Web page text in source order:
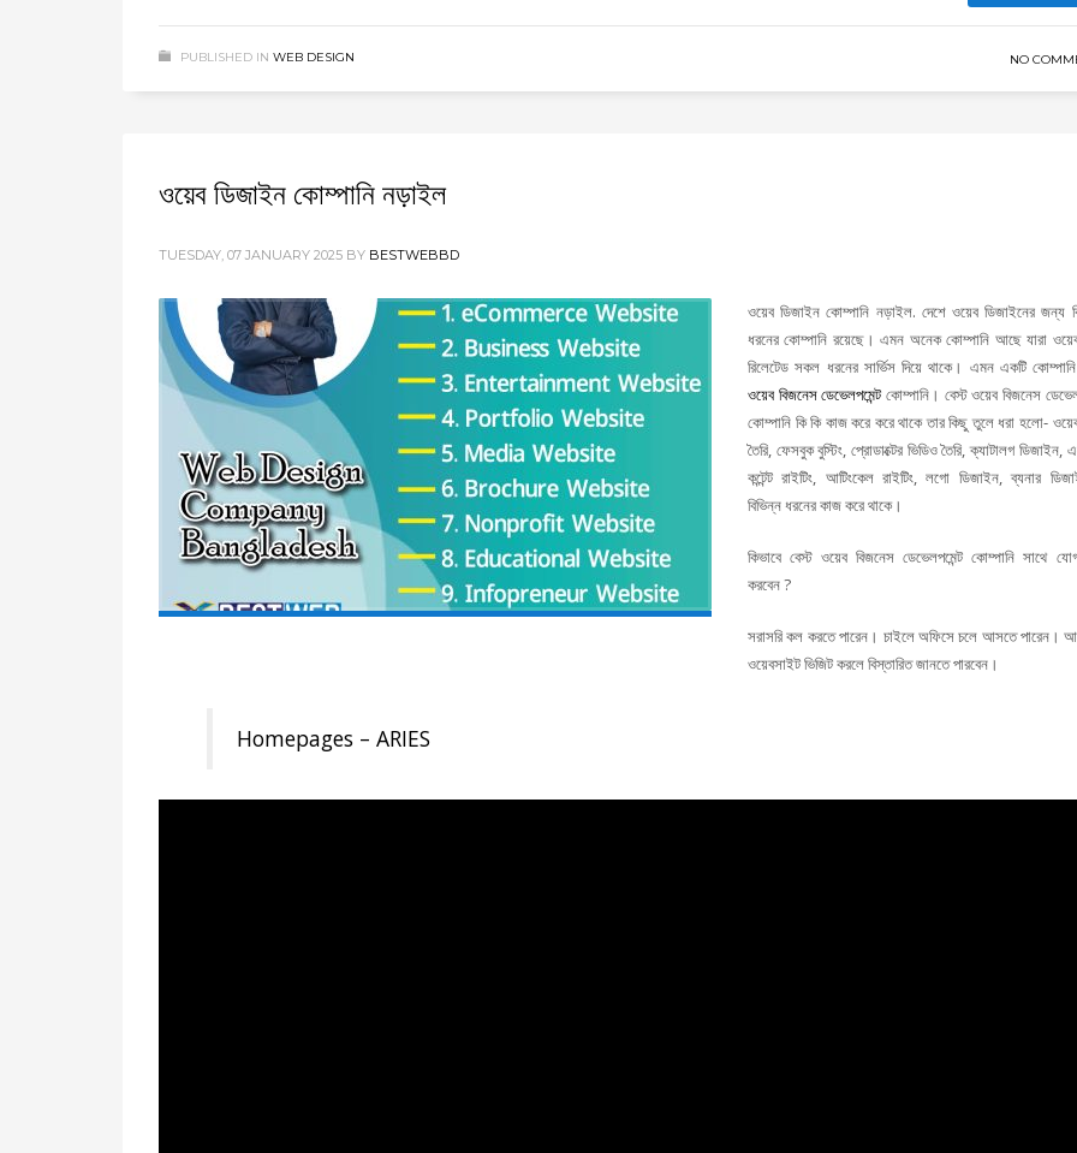
PUBLISHED IN WEB DESIGN NO
ওয়েব ডিজাইন কোম্পানি নড়াইল
TUESDAY, 07 JANUARY 2025 BY BESTWEBBD
ওয়েব ডিজাইন কোম্পানি নড়াইল. দেশে ওয়েব ডিজাইনের জন্য
ধরনের কোম্পানি রয়েছে। এমন অনেক কোম্পানি আছে যারা
রিলেটেড সকল ধরনের সার্ভিস দিয়ে থাকে। এমন একটি কোম্পানি
ওয়েব বিজনেস ডেভেলপমেন্ট কোম্পানি। বেস্ট ওয়েব বিজনেস
কোম্পানি কি কি কাজ করে করে থাকে তার কিছু তুলে ধরা হলো-
তৈরি, ফেসবুক বুস্টিং, প্রোডাক্টের ভিডিও তৈরি, ক্যাটালগ ডিজাইন,
কন্টেন্ট রাইটিং, আটিংকেল রাইটিং, লগো ডিজাইন, ব্যনার
বিভিন্ন ধরনের কাজ করে থাকে।
কিভাবে বেস্ট ওয়েব বিজনেস ডেভেলপমেন্ট কোম্পানি সাথে
করবেন ?
সরাসরি কল করতে পারেন। চাইলে অফিসে চলে আসতে পারেন।
ওয়েবসাইট ভিজিট করলে বিস্তারিত জানতে পারবেন।
Homepages – ARIES